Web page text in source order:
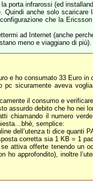
porta infrarossi (ed
anche solo
che la
ad Internet (anche
meno e viaggiano di più).
e ho consumato 33 Euro in
pc sicuramente aveva
il consumo e
assurdo debito che ho
chiamando il numero
semplice:
dell’utenza ti dice quanti
corretta sia 1 KB = 1
attiva offerte tenendo un
ho approfondito), inoltre